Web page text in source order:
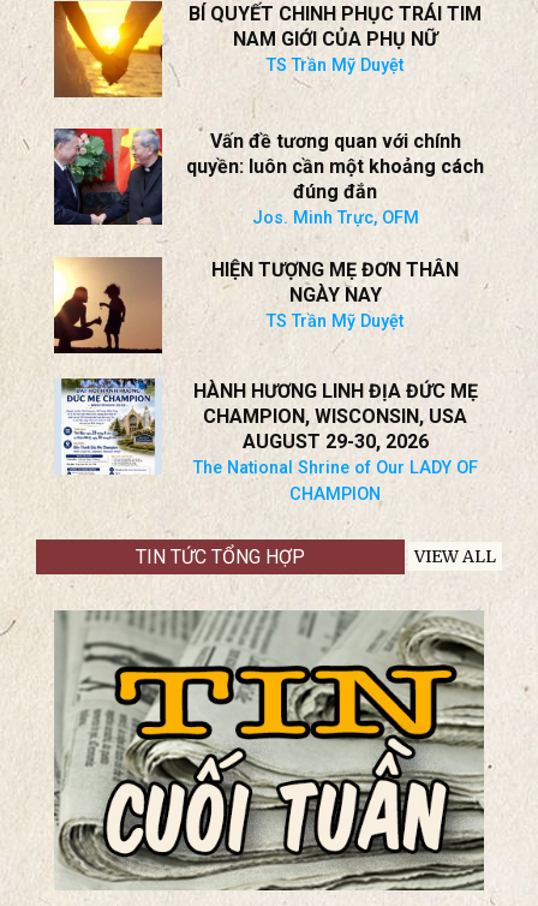
BÍ QUYẾT CHINH PHỤC TRÁI TIM
NAM GIỚI CỦA PHỤ NỮ
TS Trần Mỹ Duyệt
Vấn đề tương quan với chính
quyền: luôn cần một khoảng cách
đúng đắn
Jos. Minh Trực, OFM
HIỆN TƯỢNG MẸ ĐƠN THÂN
NGÀY NAY
TS Trần Mỹ Duyệt
HÀNH HƯƠNG LINH ĐỊA ĐỨC MẸ
CHAMPION, WISCONSIN, USA
AUGUST 29-30, 2026
The National Shrine of Our LADY OF
CHAMPION
TIN TỨC TỔNG HỢP VIEW ALL